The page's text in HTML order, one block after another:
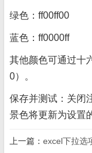
绿色：ff00ff00
蓝色：ff0000ff
其他颜色可通过十
0）。
保存并测试：关闭
景色将更新为设置
上一篇： excel下拉选